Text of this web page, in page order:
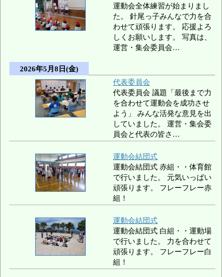
運動会全体練習が始まりまし
た。 針尾っ子みんなで力を合
わせて頑張ります。 応援よろ
しくお願いします。 写真は、
運営・集会委員会…
2026年5月8日(金)
代表委員会
代表委員会 議題「最後まで力
を合わせて運動会を成功させ
よう」 みんな活発な意見を出
していました。 運営・集会委
員会と代表の皆さ…
運動会結団式
運動会結団式 赤組・・体育館
で行いました。 元気いっぱい
頑張ります。 フレーフレー赤
組！
運動会結団式
運動会結団式 白組・・運動場
で行いました。 力を合わせて
頑張ります。 フレーフレー白
組！